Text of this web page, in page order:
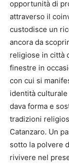
opportunità di
attraverso il
custodisce un
ancora da
religiose in città
finestre in
con cui si
identità
dava forma e
tradizioni
Catanzaro. Un
sotto la polvere
rivivere nel